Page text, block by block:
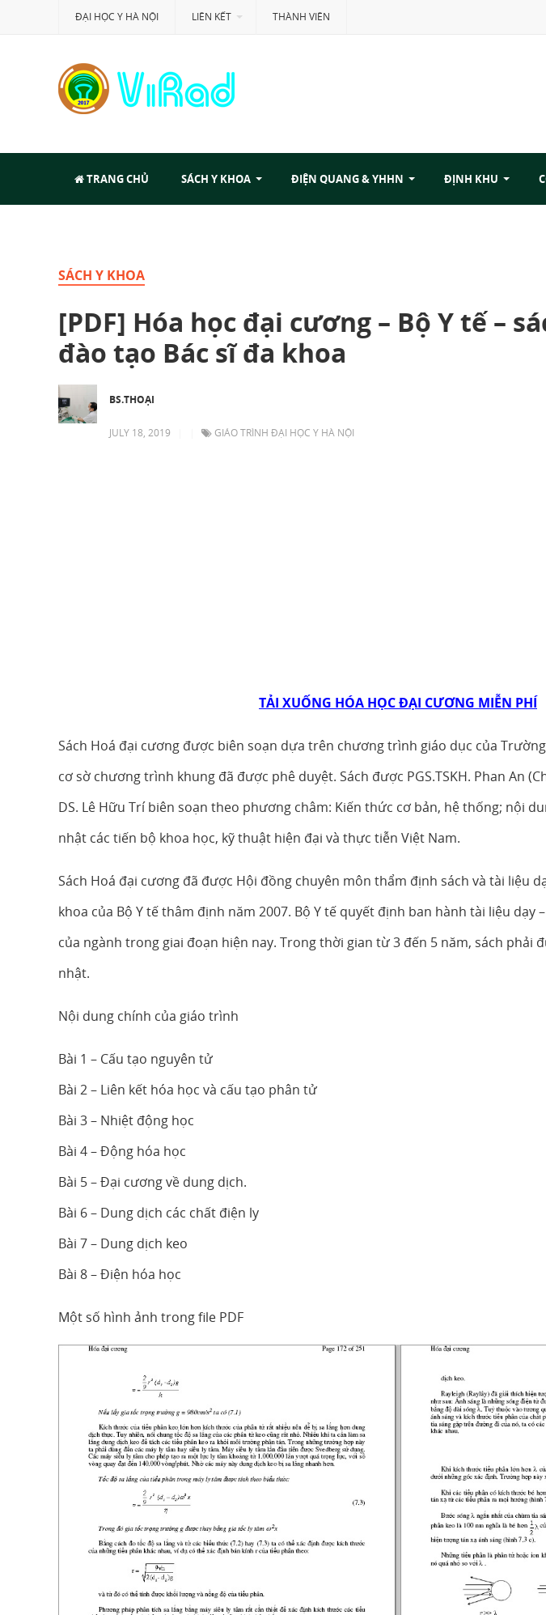
ĐẠI HỌC Y HÀ NỘI LIÊN KẾT THÀNH VIÊN
TRANG CHỦ SÁCH Y KHOA ĐIỆN QUANG & YHHN ĐỊNH KHU
SÁCH Y KHOA
[PDF] Hóa học đại cương – Bộ Y tế –
đào tạo Bác sĩ đa khoa
BS.THOẠI
JULY 18, 2019 GIÁO TRÌNH ĐẠI HỌC Y HÀ NỘI
TẢI XUỐNG HÓA HỌC ĐẠI CƯƠNG MIỄN PHÍ
Sách Hoá đại cương được biên soạn dựa trên chương trình giáo dục của
cơ sờ chương trình khung đã được phê duyệt. Sách được PGS.TSKH. Phan An
DS. Lê Hữu Trí biên soạn theo phương châm: Kiến thức cơ bản, hệ thống; nội
nhật các tiến bộ khoa học, kỹ thuật hiện đại và thực tiễn Việt Nam.
Sách Hoá đại cương đã được Hội đồng chuyên môn thẩm định sách và tài liệu
khoa của Bộ Y tế thâm định năm 2007. Bộ Y tế quyết định ban hành tài liệu dạy
của ngành trong giai đoạn hiện nay. Trong thời gian từ 3 đến 5 năm, sách phải
nhật.
Nội dung chính của giáo trình
Bài 1 – Cấu tạo nguyên tử
Bài 2 – Liên kết hóa học và cấu tạo phân tử
Bài 3 – Nhiệt động học
Bài 4 – Động hóa học
Bài 5 – Đại cương về dung dịch.
Bài 6 – Dung dịch các chất điện ly
Bài 7 – Dung dịch keo
Bài 8 – Điện hóa học
Một số hình ảnh trong file PDF